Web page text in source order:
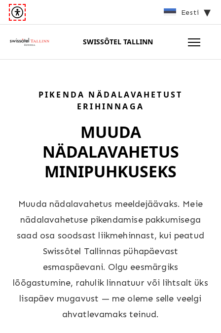
Eesti
SWISSÔTEL TALLINN
MUUDA
NÄDALAVAHETUS
MINIPUHKUSEKS
PIKENDA NÄDALAVAHETUST
ERIHINNAGA
Muuda nädalavahetus meeldejäävaks. Meie
nädalavahetuse pikendamise pakkumisega
saad osa soodsast liikmehinnast, kui peatud
Swissôtel Tallinnas pühapäevast
esmaspäevani. Olgu eesmärgiks
lõõgastumine, rahulik linnatuur või lihtsalt üks
lisapäev mugavust — me oleme selle veelgi
ahvatlevamaks teinud.